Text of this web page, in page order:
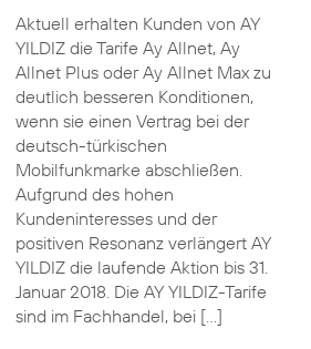
Aktuell erhalten Kunden von AY
YILDIZ die Tarife Ay Allnet, Ay
Allnet Plus oder Ay Allnet Max zu
deutlich besseren Konditionen,
wenn sie einen Vertrag bei der
deutsch-türkischen
Mobilfunkmarke abschließen.
Aufgrund des hohen
Kundeninteresses und der
positiven Resonanz verlängert AY
YILDIZ die laufende Aktion bis 31.
Januar 2018. Die AY YILDIZ-Tarife
sind im Fachhandel, bei […]